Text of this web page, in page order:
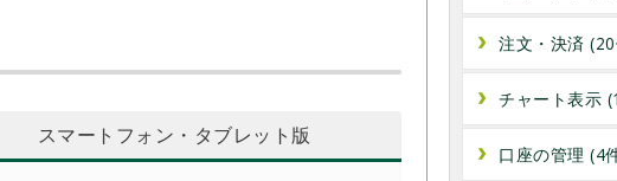
スマートフォン・タブレット版
注文・決済
チャート表示
口座の管理 (4